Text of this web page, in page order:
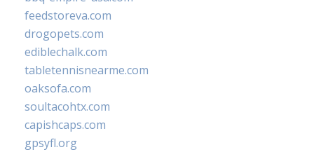
feedstoreva.com
drogopets.com
ediblechalk.com
tabletennisnearme.com
oaksofa.com
soultacohtx.com
capishcaps.com
gpsyfl.org